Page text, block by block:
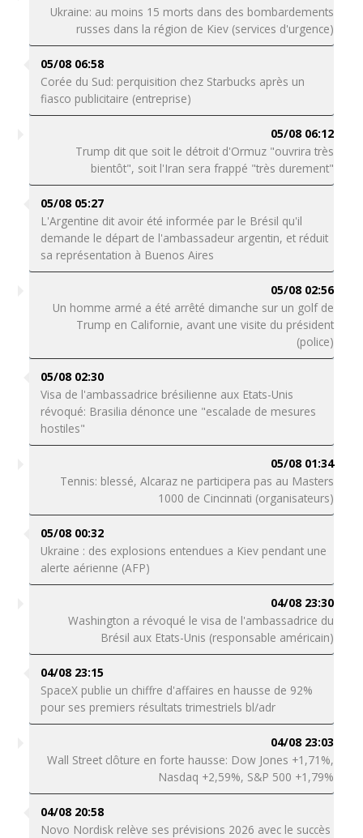
Ukraine: au moins 15 morts dans des bombardements
russes dans la région de Kiev (services d'urgence)
05/08 06:58
Corée du Sud: perquisition chez Starbucks après un
fiasco publicitaire (entreprise)
05/08 06:12
Trump dit que soit le détroit d'Ormuz "ouvrira très
bientôt", soit l'Iran sera frappé "très durement"
05/08 05:27
L'Argentine dit avoir été informée par le Brésil qu'il
demande le départ de l'ambassadeur argentin, et réduit
sa représentation à Buenos Aires
05/08 02:56
Un homme armé a été arrêté dimanche sur un golf de
Trump en Californie, avant une visite du président
(police)
05/08 02:30
Visa de l'ambassadrice brésilienne aux Etats-Unis
révoqué: Brasilia dénonce une "escalade de mesures
hostiles"
05/08 01:34
Tennis: blessé, Alcaraz ne participera pas au Masters
1000 de Cincinnati (organisateurs)
05/08 00:32
Ukraine : des explosions entendues a Kiev pendant une
alerte aérienne (AFP)
04/08 23:30
Washington a révoqué le visa de l'ambassadrice du
Brésil aux Etats-Unis (responsable américain)
04/08 23:15
SpaceX publie un chiffre d'affaires en hausse de 92%
pour ses premiers résultats trimestriels bl/adr
04/08 23:03
Wall Street clôture en forte hausse: Dow Jones +1,71%,
Nasdaq +2,59%, S&P 500 +1,79%
04/08 20:58
Novo Nordisk relève ses prévisions 2026 avec le succès